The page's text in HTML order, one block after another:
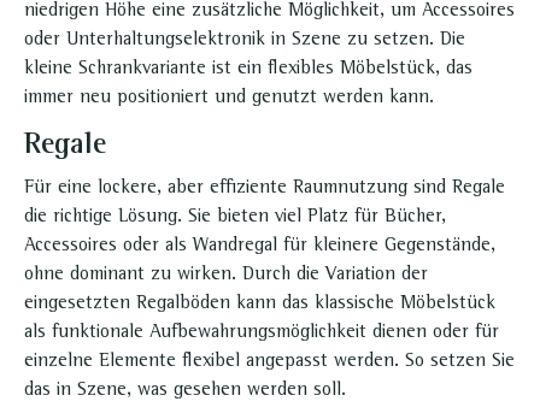
niedrigen Höhe eine zusätzliche Möglichkeit, um Accessoires
oder Unterhaltungselektronik in Szene zu setzen. Die
kleine Schrankvariante ist ein flexibles Möbelstück, das
immer neu positioniert und genutzt werden kann.
Regale
Für eine lockere, aber effiziente Raumnutzung sind Regale
die richtige Lösung. Sie bieten viel Platz für Bücher,
Accessoires oder als Wandregal für kleinere Gegenstände,
ohne dominant zu wirken. Durch die Variation der
eingesetzten Regalböden kann das klassische Möbelstück
als funktionale Aufbewahrungsmöglichkeit dienen oder für
einzelne Elemente flexibel angepasst werden. So setzen Sie
das in Szene, was gesehen werden soll.